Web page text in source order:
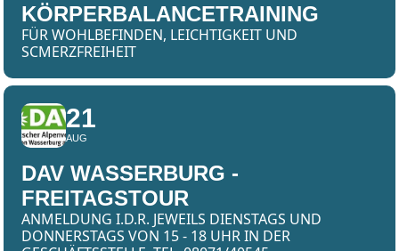
KÖRPERBALANCETRAINING
FÜR WOHLBEFINDEN, LEICHTIGKEIT UND
SCMERZFREIHEIT
21
AUG
DAV WASSERBURG -
FREITAGSTOUR
ANMELDUNG I.D.R. JEWEILS DIENSTAGS UND
DONNERSTAGS VON 15 - 18 UHR IN DER